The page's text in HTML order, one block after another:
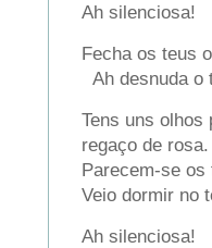
Ah silenciosa!
Fecha os teus
Ah desnuda o
Tens uns olhos
regaço de rosa.
Parecem-se
Veio dormir no
Ah silenciosa!